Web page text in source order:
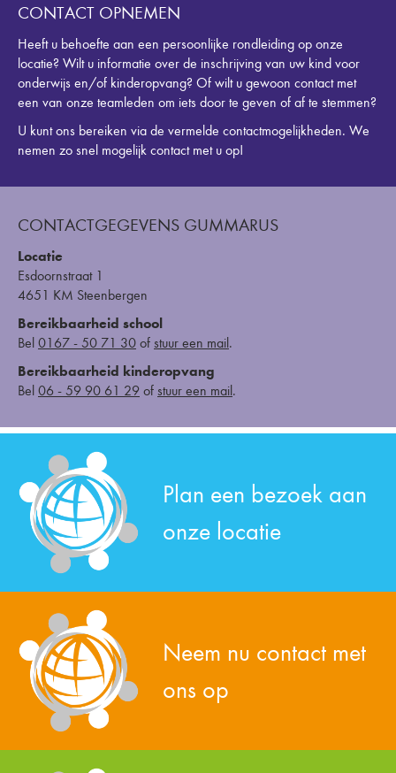
CONTACT OPNEMEN
Heeft u behoefte aan een persoonlijke rondleiding op onze
locatie? Wilt u informatie over de inschrijving van uw kind voor
onderwijs en/of kinderopvang? Of wilt u gewoon contact met
een van onze teamleden om iets door te geven of af te stemmen?
U kunt ons bereiken via de vermelde contactmogelijkheden. We
nemen zo snel mogelijk contact met u op!
CONTACTGEGEVENS GUMMARUS
Locatie
Esdoornstraat 1
4651 KM Steenbergen
Bereikbaarheid school
Bel 0167 - 50 71 30 of stuur een mail.
Bereikbaarheid kinderopvang
Bel 06 - 59 90 61 29 of stuur een mail.
Plan een bezoek aan
onze locatie
Neem nu contact met
ons op